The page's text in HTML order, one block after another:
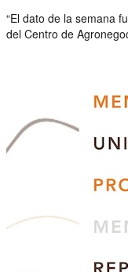
“El dato de la semana
del Centro de